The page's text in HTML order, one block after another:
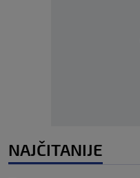
NAJČITANIJE